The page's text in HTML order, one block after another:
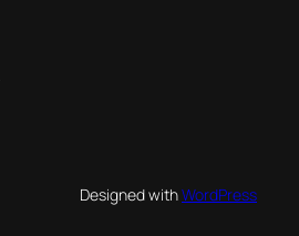
Designed withWordPress